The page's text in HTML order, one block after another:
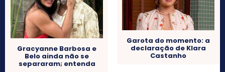
Gracyanne Barbosa e
Belo ainda não se
separaram; entenda
Garota do momento: a
declaração de Klara
Castanho